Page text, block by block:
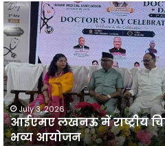
आईएमए
लखनऊ
में
राष्ट्रीय
चिकित्सक
दिवस
समारोह
का
भव्य
आयोजन
July 3, 2026
आईएमए लखनऊ में राष्ट्रीय
भव्य आयोजन